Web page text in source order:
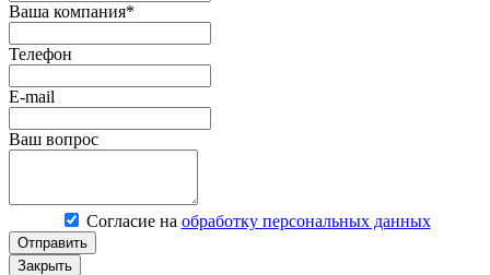
Ваша компания*
Телефон
E-mail
Ваш вопрос
Согласие на обработку персональных данных
Отправить
Закрыть